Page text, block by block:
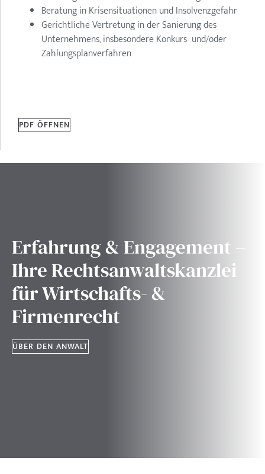
Beratung in Krisensituationen und Insolvenzgefahr
Gerichtliche Vertretung in der Sanierung des
Unternehmens, insbesondere Konkurs- und/oder
Zahlungsplanverfahren
PDF ÖFFNEN
Erfahrung & Engagement –
Ihre Rechtsanwaltskanzlei
für Wirtschafts- &
Firmenrecht
ÜBER DEN ANWALT